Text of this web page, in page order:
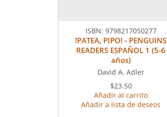
ISBN: 9798217050277
!PATEA, PIPO! - PENGUINS
READERS ESPAÑOL 1 (5-6
años)
David A. Adler
$23.50
Añadir al carrito
Añadir a lista de deseos